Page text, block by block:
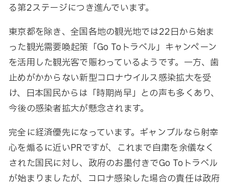
る第2ステージにつき進んでいます。
東京都を除き、全国各地の観光地では22日から始ま
った観光需要喚起策「Go Toトラベル」キャンペーン
を活用した観光客で賑わっているようです。一方、歯
止めがかからない新型コロナウイルス感染拡大を受
け、日本国民からは「時期尚早」との声も多くあり、
今後の感染者拡大が懸念されます。
完全に経済優先になっています。ギャンブルなら射幸
心を煽るに近いPRですが、これまで自粛を余儀なく
された国民に対し、政府のお墨付きでGo Toトラベル
が始まりましたが、コロナ感染した場合の責任は政府